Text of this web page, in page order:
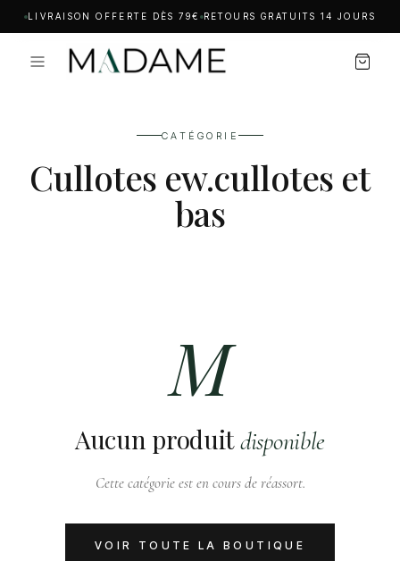
LIVRAISON OFFERTE DÈS 79€ RETOURS GRATUITS 14 JOURS
CATÉGORIE
Cullotes ew.cullotes et
bas
M
Aucun produitdisponible
Cette catégorie est en cours de réassort.
VOIR TOUTE LA BOUTIQUE